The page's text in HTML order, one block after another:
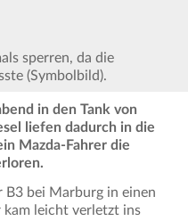
sperren, da die
(Symbolbild).
in den Tank von
liefen dadurch in die
Mazda-Fahrer die
B3 bei Marburg in einen
leicht verletzt ins